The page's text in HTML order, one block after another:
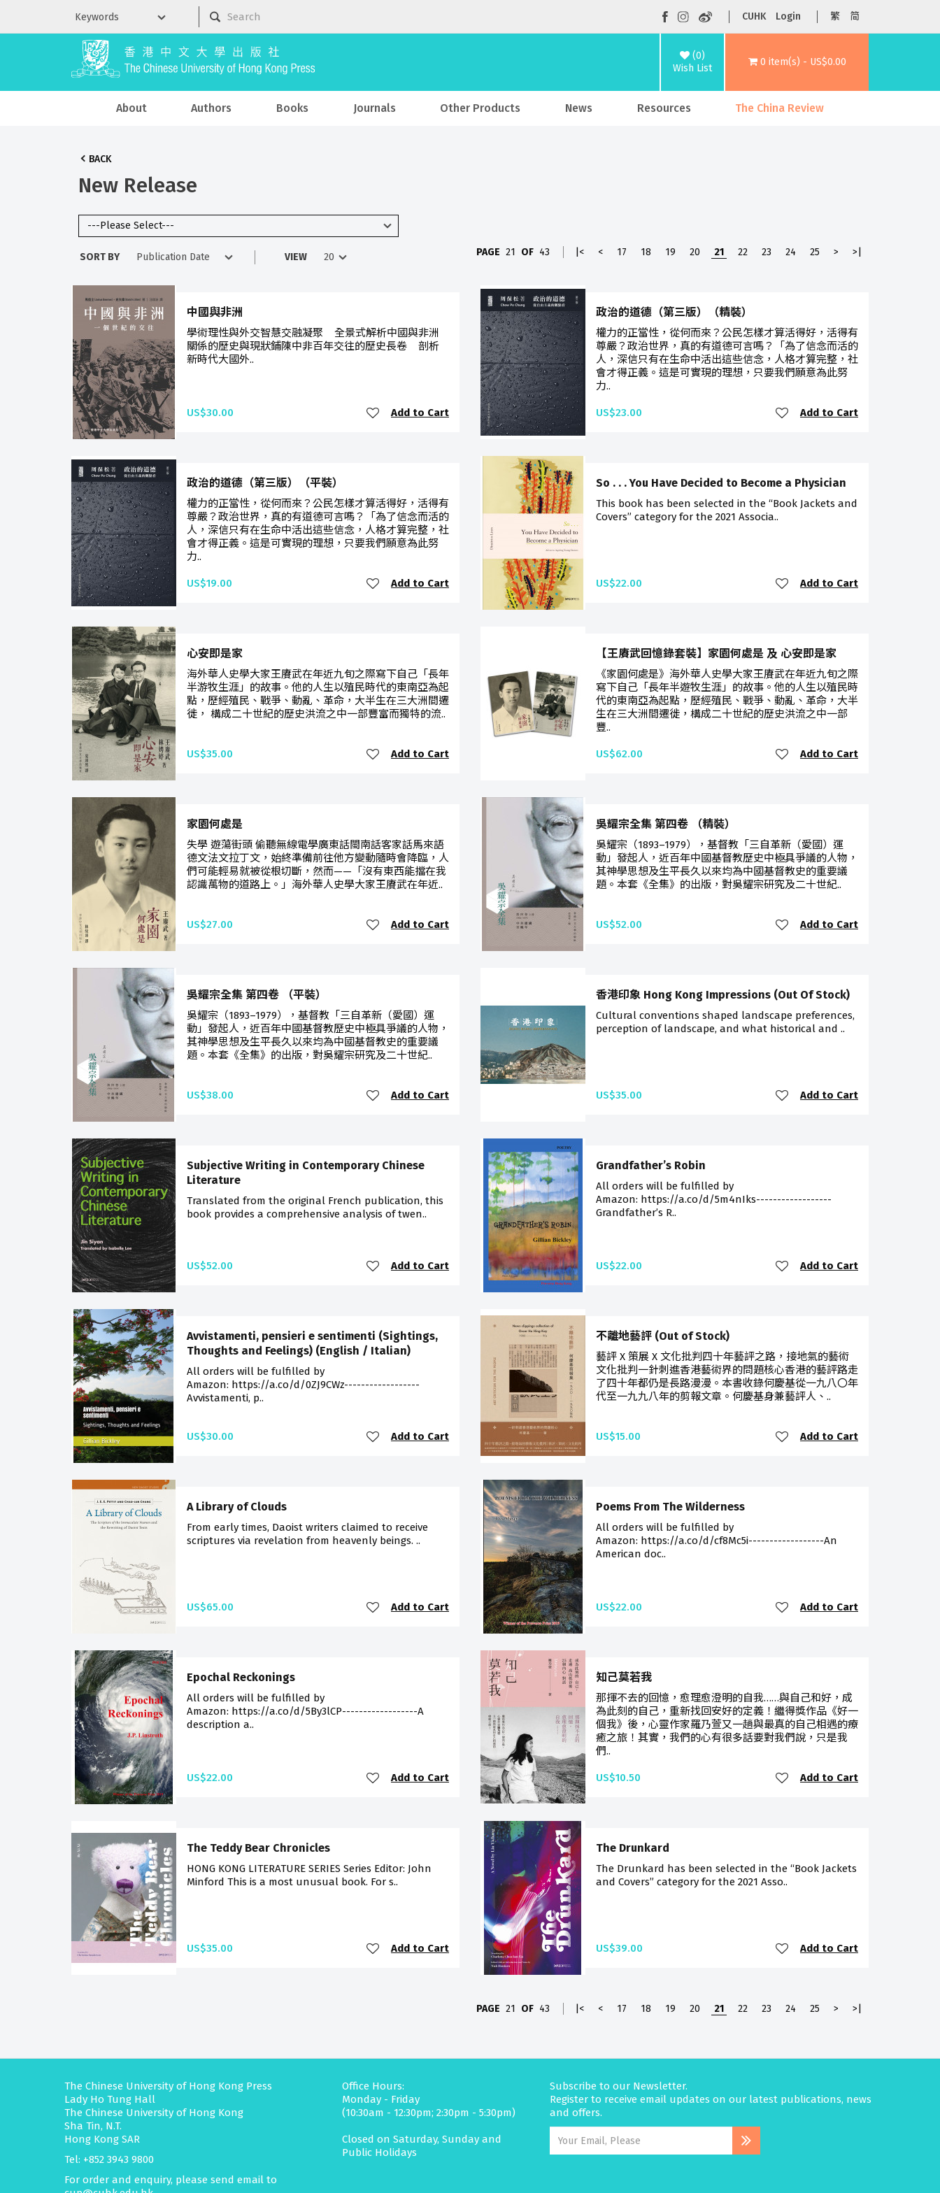
CUHK Login 繁 简
(0)
Wish List
0 item(s) - US$0.00
About Authors Books Journals Other Products News Resources The China Review
BACK
New Release
SORT BY VIEW PAGE 21 OF 43 |< < 17 18 19 20 21 22 23 24 25 > >|
中國與非洲
學術理性與外交智慧交融凝聚 全景式解析中國與非洲
關係的歷史與現狀鋪陳中非百年交往的歷史長卷 剖析
新時代大國外..
US$30.00 Add to Cart
政治的道德（第三版）（精裝）
權力的正當性，從何而來？公民怎樣才算活得好，活得有
尊嚴？政治世界，真的有道德可言嗎？「為了信念而活的
人，深信只有在生命中活出這些信念，人格才算完整，社
會才得正義。這是可實現的理想，只要我們願意為此努
力..
US$23.00 Add to Cart
政治的道德（第三版）（平裝）
權力的正當性，從何而來？公民怎樣才算活得好，活得有
尊嚴？政治世界，真的有道德可言嗎？「為了信念而活的
人，深信只有在生命中活出這些信念，人格才算完整，社
會才得正義。這是可實現的理想，只要我們願意為此努
力..
US$19.00 Add to Cart
So . . . You Have Decided to Become a Physician
This book has been selected in the “Book Jackets and
Covers” category for the 2021 Associa..
US$22.00 Add to Cart
心安即是家
海外華人史學大家王賡武在年近九旬之際寫下自己「長年
半游牧生涯」的故事。他的人生以殖民時代的東南亞為起
點，歷經殖民、戰爭、動亂、革命，大半生在三大洲間遷
徙， 構成二十世紀的歷史洪流之中一部豐富而獨特的流..
US$35.00 Add to Cart
【王賡武回憶錄套裝】家園何處是 及 心安即是家
《家園何處是》海外華人史學大家王賡武在年近九旬之際
寫下自己「長年半遊牧生涯」的故事。他的人生以殖民時
代的東南亞為起點，歷經殖民、戰爭、動亂、革命，大半
生在三大洲間遷徙，構成二十世紀的歷史洪流之中一部
豐..
US$62.00 Add to Cart
家園何處是
失學 遊蕩街頭 偷聽無線電學廣東話閩南話客家話馬來語
德文法文拉丁文，始終準備前往他方變動隨時會降臨，人
們可能輕易就被從根切斷，然而——「沒有東西能擋在我
認識萬物的道路上。」海外華人史學大家王賡武在年近..
US$27.00 Add to Cart
吳耀宗全集 第四卷 （精裝）
吳耀宗（1893–1979），基督教「三自革新（愛國）運
動」發起人，近百年中國基督教歷史中極具爭議的人物，
其神學思想及生平長久以來均為中國基督教史的重要議
題。本套《全集》的出版，對吳耀宗研究及二十世紀..
US$52.00 Add to Cart
吳耀宗全集 第四卷 （平裝）
吳耀宗（1893–1979），基督教「三自革新（愛國）運
動」發起人，近百年中國基督教歷史中極具爭議的人物，
其神學思想及生平長久以來均為中國基督教史的重要議
題。本套《全集》的出版，對吳耀宗研究及二十世紀..
US$38.00 Add to Cart
香港印象 Hong Kong Impressions (Out Of Stock)
Cultural conventions shaped landscape preferences,
perception of landscape, and what historical and ..
US$35.00 Add to Cart
Subjective Writing in Contemporary Chinese
Literature
Translated from the original French publication, this
book provides a comprehensive analysis of twen..
US$52.00 Add to Cart
Grandfather’s Robin
All orders will be fulfilled by
Amazon: https://a.co/d/5m4nIks------------------
Grandfather’s R..
US$22.00 Add to Cart
Avvistamenti, pensieri e sentimenti (Sightings,
Thoughts and Feelings) (English / Italian)
All orders will be fulfilled by
Amazon: https://a.co/d/0ZJ9CWz------------------
Avvistamenti, p..
US$30.00 Add to Cart
不離地藝評 (Out of Stock)
藝評 X 策展 X 文化批判四十年藝評之路，接地氣的藝術
文化批判一針刺進香港藝術界的問題核心香港的藝評路走
了四十年都仍是長路漫漫。本書收錄何慶基從一九八〇年
代至一九九八年的剪報文章。何慶基身兼藝評人、..
US$15.00 Add to Cart
A Library of Clouds
From early times, Daoist writers claimed to receive
scriptures via revelation from heavenly beings. ..
US$65.00 Add to Cart
Poems From The Wilderness
All orders will be fulfilled by
Amazon: https://a.co/d/cf8Mc5i------------------An
American doc..
US$22.00 Add to Cart
Epochal Reckonings
All orders will be fulfilled by
Amazon: https://a.co/d/5By3lCP------------------A
description a..
US$22.00 Add to Cart
知己莫若我
那揮不去的回憶，愈理愈澄明的自我……與自己和好，成
為此刻的自己，重新找回安好的定義！繼得獎作品《好一
個我》後，心靈作家羅乃萱又一趟與最真的自己相遇的療
癒之旅！其實，我們的心有很多話要對我們說，只是我
們..
US$10.50 Add to Cart
The Teddy Bear Chronicles
HONG KONG LITERATURE SERIES Series Editor: John
Minford This is a most unusual book. For s..
US$35.00 Add to Cart
The Drunkard
The Drunkard has been selected in the “Book Jackets
and Covers” category for the 2021 Asso..
US$39.00 Add to Cart
PAGE 21 OF 43 |< < 17 18 19 20 21 22 23 24 25 > >|
The Chinese University of Hong Kong Press
Lady Ho Tung Hall
The Chinese University of Hong Kong
Sha Tin, N.T.
Hong Kong SAR
Tel: +852 3943 9800
For order and enquiry, please send email to
Office Hours:
Monday - Friday
(10:30am - 12:30pm; 2:30pm - 5:30pm)
Closed on Saturday, Sunday and
Public Holidays
Subscribe to our Newsletter.
Register to receive email updates on our latest publications, news
and offers.